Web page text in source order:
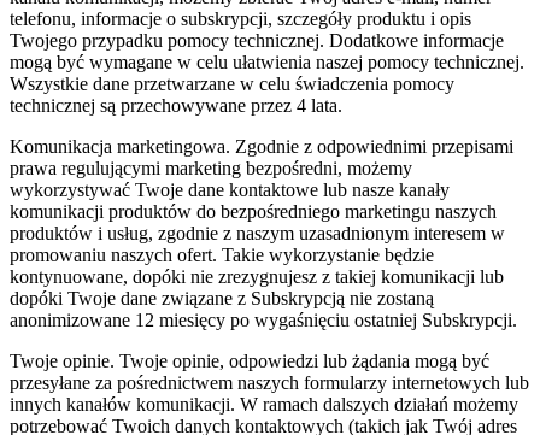
telefonu, informacje o subskrypcji, szczegóły produktu i opis
Twojego przypadku pomocy technicznej. Dodatkowe informacje
mogą być wymagane w celu ułatwienia naszej pomocy technicznej.
Wszystkie dane przetwarzane w celu świadczenia pomocy
technicznej są przechowywane przez 4 lata.
Komunikacja marketingowa. Zgodnie z odpowiednimi przepisami
prawa regulującymi marketing bezpośredni, możemy
wykorzystywać Twoje dane kontaktowe lub nasze kanały
komunikacji produktów do bezpośredniego marketingu naszych
produktów i usług, zgodnie z naszym uzasadnionym interesem w
promowaniu naszych ofert. Takie wykorzystanie będzie
kontynuowane, dopóki nie zrezygnujesz z takiej komunikacji lub
dopóki Twoje dane związane z Subskrypcją nie zostaną
anonimizowane 12 miesięcy po wygaśnięciu ostatniej Subskrypcji.
Twoje opinie. Twoje opinie, odpowiedzi lub żądania mogą być
przesyłane za pośrednictwem naszych formularzy internetowych lub
innych kanałów komunikacji. W ramach dalszych działań możemy
potrzebować Twoich danych kontaktowych (takich jak Twój adres